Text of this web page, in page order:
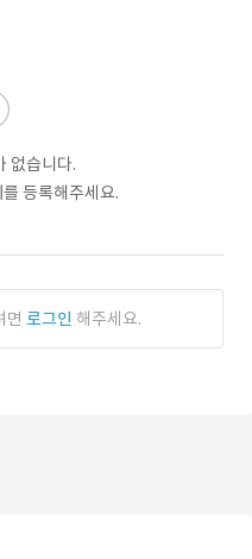
없습니다.
등록해주세요.
면 로그인 해주세요.